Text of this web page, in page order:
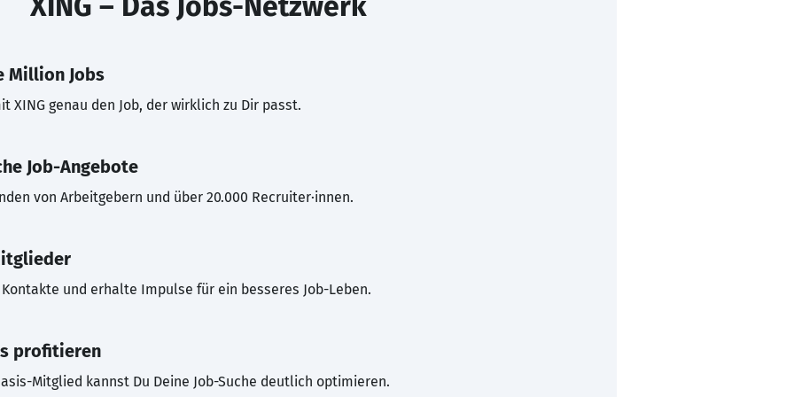
Million Jobs
XING genau den Job, der wirklich zu Dir passt.
Job-Angebote
von Arbeitgebern und über 20.000 Recruiter·innen.
und erhalte Impulse für ein besseres Job-Leben.
profitieren
Mitglied kannst Du Deine Job-Suche deutlich optimieren.